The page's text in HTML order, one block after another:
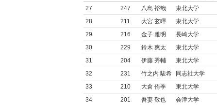
27
247 八島 裕哉 東北大学
28
211 大宮 玄暉 東北大学
29
216 金子 雅明 長崎大学
30
229 鈴木 爽太 東北大学
31
204 伊藤 秀輔 東北大学
32
231 竹之内 駿希 同志社大学
33
210 大倉 侑季 東北大学
34
201 吾妻 敬也 会津大学